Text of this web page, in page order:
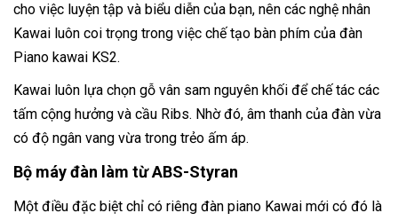
cho việc luyện tập và biểu diễn của bạn, nên các nghệ nhân
Kawai luôn coi trọng trong việc chế tạo bàn phím của đàn
Piano kawai KS2.
Kawai luôn lựa chọn gỗ vân sam nguyên khối để chế tác các
tấm cộng hưởng và cầu Ribs. Nhờ đó, âm thanh của đàn vừa
có độ ngân vang vừa trong trẻo ấm áp.
Bộ máy đàn làm từ ABS-Styran
Một điều đặc biệt chỉ có riêng đàn piano Kawai mới có đó là